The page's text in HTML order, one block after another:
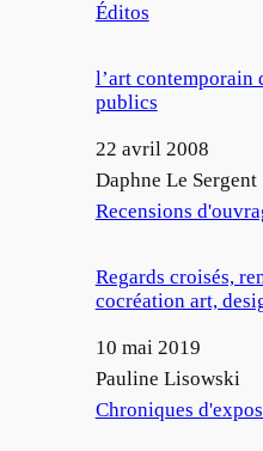
Par rapport à
Éditos
l’art contemporain
publics
Date
22 avril 2008
Auteur
Daphne Le Sergent
Par rapport à
Recensions
Regards croisés,
cocréation art,
Date
10 mai 2019
Auteur
Pauline Lisowski
Par rapport à
Chroniques